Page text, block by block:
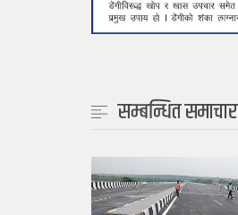
सम्बन्धित समाचार